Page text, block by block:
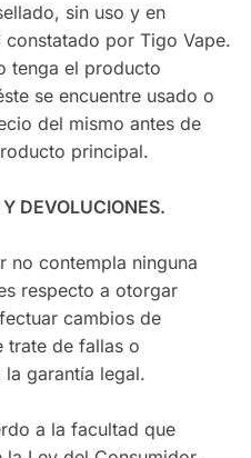
sin uso y en
por Tigo Vape.
tenga el producto
se encuentre usado o
del mismo antes de
principal.
DEVOLUCIONES.
no contempla ninguna
respecto a otorgar
cambios de
trate de fallas o
garantía legal.
a la facultad que